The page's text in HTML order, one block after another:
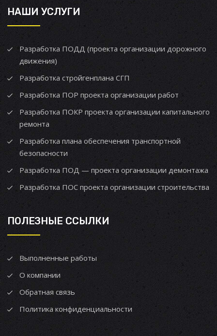
НАШИ УСЛУГИ
Разработка ПОДД (проекта организации дорожного
движения)
Разработка стройгенплана СГП
Разработка ПОР проекта организации работ
Разработка ПОКР проекта организации капитального
ремонта
Разработка плана обеспечения транспортной
безопасности
Разработка ПОД — проекта организации демонтажа
Разработка ПОС проекта организации строительства
ПОЛЕЗНЫЕ ССЫЛКИ
Выполненные работы
О компании
Обратная связь
Политика конфиденциальности